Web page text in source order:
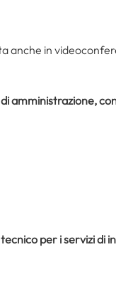
anche in
amministrazione,
per i servizi di